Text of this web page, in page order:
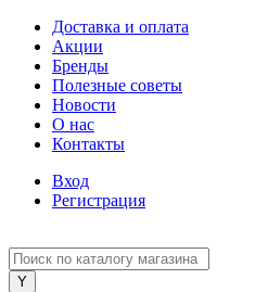
Доставка и оплата
Акции
Бренды
Полезные советы
Новости
О нас
Контакты
Вход
Регистрация